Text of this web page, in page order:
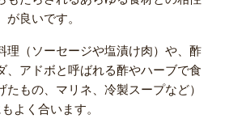
が良いです。
理（ソーセージや塩漬け肉）や、酢
、アドボと呼ばれる酢やハーブで食
もの、マリネ、冷製スープなど）
よく合います。